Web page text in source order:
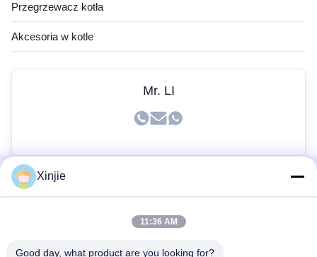
Przegrzewacz kotła
Akcesoria w kotle
Mr. LI
Szybkie Linki
Dom
Xinjie
11:36 AM
Good day, what product are you looking for?